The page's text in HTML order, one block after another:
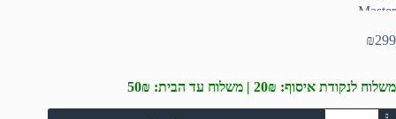
₪299
משלוח לנקודת איסוף: 20₪ | משלוח עד הבית: 50₪
כמות